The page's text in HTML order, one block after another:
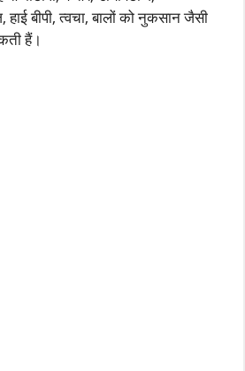
हाई बीपी, त्वचा, बालों को नुकसान जैसी
हैं।